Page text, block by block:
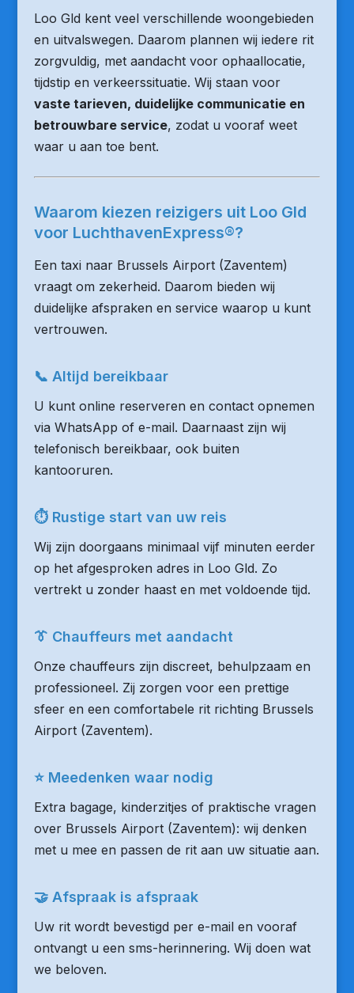
Loo Gld kent veel verschillende woongebieden
en uitvalswegen. Daarom plannen wij iedere rit
zorgvuldig, met aandacht voor ophaallocatie,
tijdstip en verkeerssituatie. Wij staan voor
vaste tarieven, duidelijke communicatie en
betrouwbare service, zodat u vooraf weet
waar u aan toe bent.
Waarom kiezen reizigers uit Loo Gld
voor LuchthavenExpress®?
Een taxi naar Brussels Airport (Zaventem)
vraagt om zekerheid. Daarom bieden wij
duidelijke afspraken en service waarop u kunt
vertrouwen.
📞 Altijd bereikbaar
U kunt online reserveren en contact opnemen
via WhatsApp of e-mail. Daarnaast zijn wij
telefonisch bereikbaar, ook buiten
kantooruren.
⏱ Rustige start van uw reis
Wij zijn doorgaans minimaal vijf minuten eerder
op het afgesproken adres in Loo Gld. Zo
vertrekt u zonder haast en met voldoende tijd.
👔 Chauffeurs met aandacht
Onze chauffeurs zijn discreet, behulpzaam en
professioneel. Zij zorgen voor een prettige
sfeer en een comfortabele rit richting Brussels
Airport (Zaventem).
⭐ Meedenken waar nodig
Extra bagage, kinderzitjes of praktische vragen
over Brussels Airport (Zaventem): wij denken
met u mee en passen de rit aan uw situatie aan.
🤝 Afspraak is afspraak
Uw rit wordt bevestigd per e-mail en vooraf
ontvangt u een sms-herinnering. Wij doen wat
we beloven.